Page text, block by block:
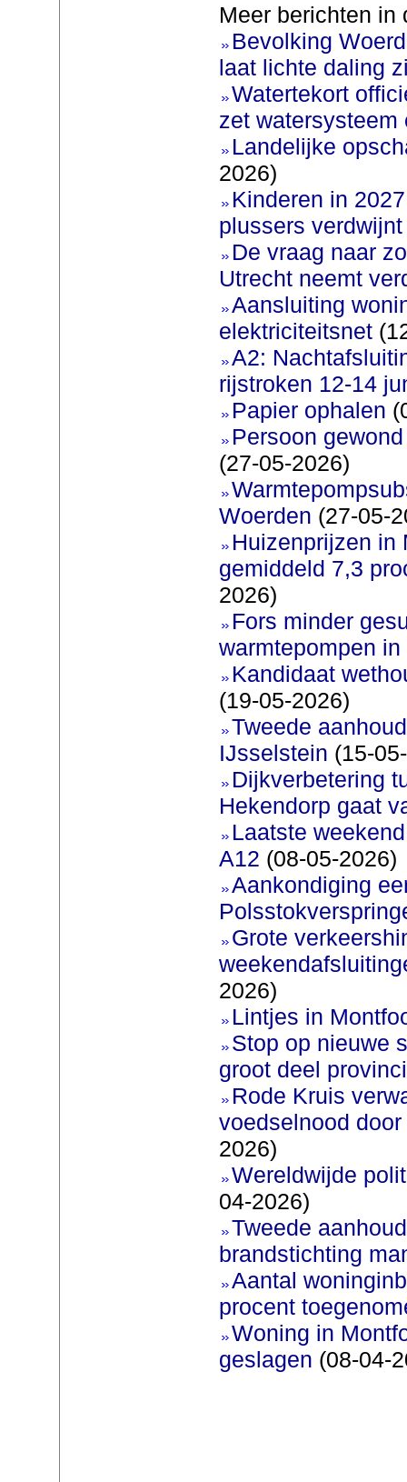
Meer berichten in
Bevolking
laat lichte daling
Watertekort
zet watersysteem
Landelijke
2026)
Kinderen in
plussers verdwijnt
De vraag naar
Utrecht neemt
Aansluiting
elektriciteitsnet
A2:
rijstroken 12-14
Papier ophalen
Persoon
(27-05-2026)
Woerden (27-05-
Huizenprijzen in
gemiddeld 7,3
2026)
Fors minder
warmtepompen in
Kandidaat
(19-05-2026)
Tweede
IJsselstein (15-
Dijkverbetering
Hekendorp gaat
Laatste
A12 (08-05-2026)
Aankondiging
Grote
2026)
Lintjes in
Stop op nieuwe
groot deel
Rode Kruis
voedselnood
2026)
Wereldwijde
04-2026)
Tweede
brandstichting
Aantal
procent
Woning in
geslagen (08-04-